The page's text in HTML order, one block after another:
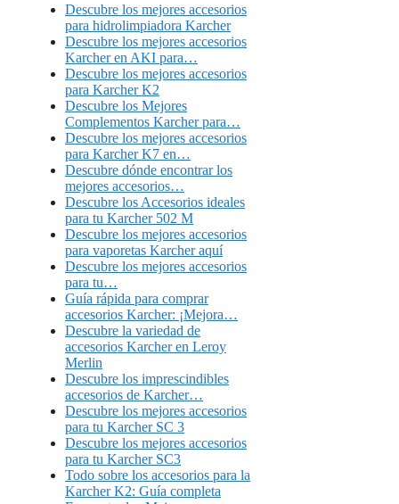
Descubre los mejores accesorios
para hidrolimpiadora Karcher
Descubre los mejores accesorios
Karcher en AKI para…
Descubre los mejores accesorios
para Karcher K2
Descubre los Mejores
Complementos Karcher para…
Descubre los mejores accesorios
para Karcher K7 en…
Descubre dónde encontrar los
mejores accesorios…
Descubre los Accesorios ideales
para tu Karcher 502 M
Descubre los mejores accesorios
para vaporetas Karcher aquí
Descubre los mejores accesorios
para tu…
Guía rápida para comprar
accesorios Karcher: ¡Mejora…
Descubre la variedad de
accesorios Karcher en Leroy
Merlin
Descubre los imprescindibles
accesorios de Karcher…
Descubre los mejores accesorios
para tu Karcher SC 3
Descubre los mejores accesorios
para tu Karcher SC3
Todo sobre los accesorios para la
Karcher K2: Guía completa